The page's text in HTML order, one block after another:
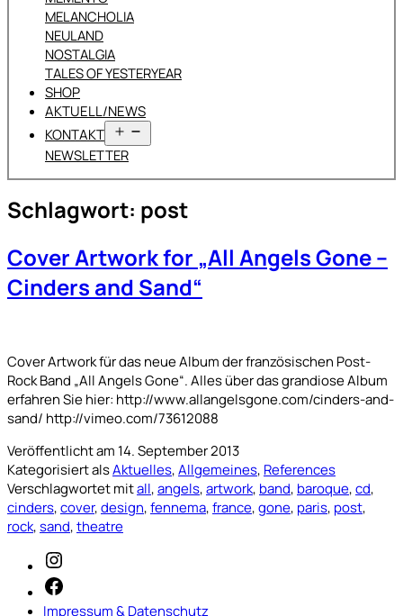
MELANCHOLIA
NEULAND
NOSTALGIA
TALES OF YESTERYEAR
SHOP
AKTUELL/NEWS
KONTAKT
öffnen
NEWSLETTER
Schlagwort: post
Cover Artwork for „All Angels Gone –
Cinders and Sand“
Cover Artwork für das neue Album der französischen Post-
Rock Band „All Angels Gone“. Alles über das grandiose Album
erfahren Sie hier: http://www.allangelsgone.com/cinders-and-
sand/ http://vimeo.com/73612088
Veröffentlicht am 14. September 2013
Kategorisiert alsAktuelles,Allgemeines, References
Verschlagwortet mitall,angels,artwork, band, baroque,cd,
cinders,cover,design,fennema,france,gone, paris, post,
rock,sand,theatre
Impressum & Datenschutz